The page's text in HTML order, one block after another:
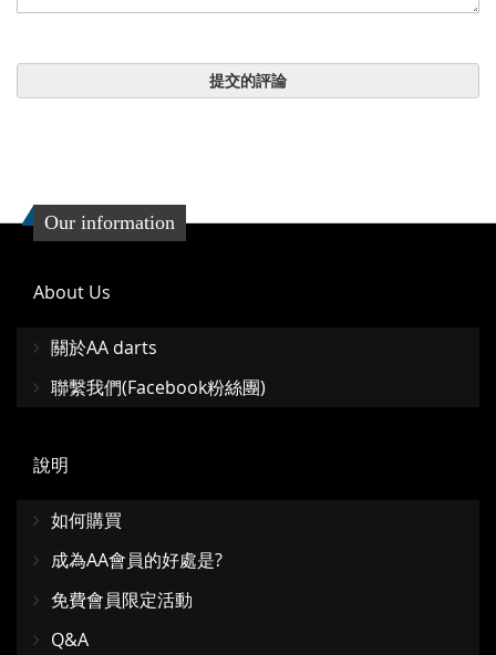
提交的評論
Our information
About Us
關於AA darts
聯繫我們(Facebook粉絲團)
說明
如何購買
成為AA會員的好處是?
免費會員限定活動
Q&A